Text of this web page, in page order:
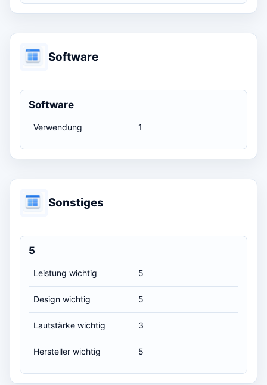
Software
Software
Verwendung 1
Sonstiges
5
Leistung wichtig 5
Design wichtig 5
Lautstärke wichtig 3
Hersteller wichtig 5